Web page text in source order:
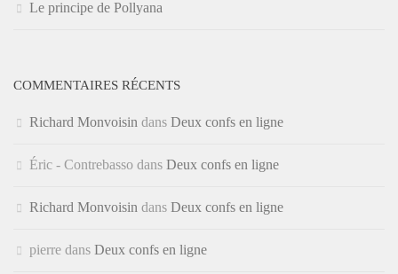
Le principe de Pollyana
COMMENTAIRES RÉCENTS
Richard Monvoisin dans Deux confs en ligne
Éric - Contrebasso dans Deux confs en ligne
Richard Monvoisin dans Deux confs en ligne
pierre dans Deux confs en ligne